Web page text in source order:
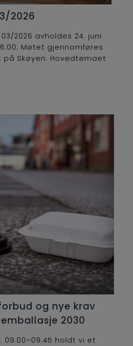
2026
2026 avholdes 24. juni
Møtet gjennomføres
på Skøyen. Hovedtemaet
og nye krav
2030
09.00–09.45 holdt vi et